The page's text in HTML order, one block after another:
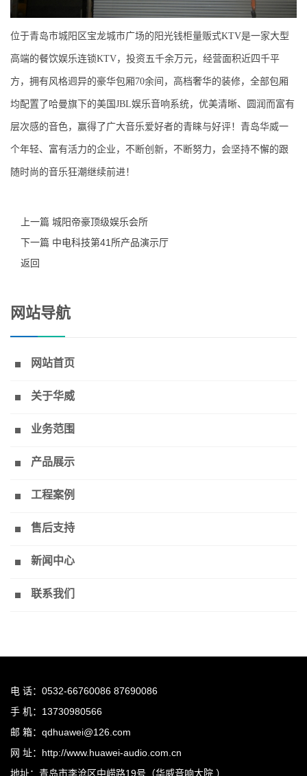
位于青岛市城阳区宝龙城市广场的阳光钱柜量贩式KTV是一家大型
高端的餐饮娱乐连锁KTV，投资五千余万元，经营面积近四千平
方，拥有风格迥异的豪华包厢70余间，高档奢华的装修，全部包厢
均配置了哈曼旗下的美国JBL娱乐音响系统，优美清晰、圆润而富有
层次感的音色，赢得了广大音乐爱好者的青睐与好评！青岛华威一
个年轻、富有活力的企业，不断创新，不断努力，会坚持不懈的跟
随时尚的音乐狂潮继续前进！
上一篇 城阳帝豪顶级娱乐会所
下一篇 中电科技第41所产品演示厅
返回
网站导航
网站首页
关于华威
业务范围
产品展示
工程案例
售后支持
新闻中心
联系我们
电 话：0532-66760086 87690086
手 机：13730980566
邮 箱：qdhuawei@126.com
网 址：http://www.huawei-audio.com.cn
地址：青岛市李沧区中崂路19号（华威音响大院 ）